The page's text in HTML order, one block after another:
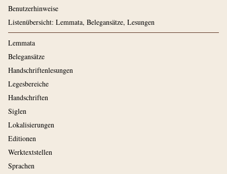
Benutzerhinweise
Listenübersicht: Lemmata, Belegansätze, Lesungen
Lemmata
Belegansätze
Handschriftenlesungen
Legesbereiche
Handschriften
Siglen
Lokalisierungen
Editionen
Werktextstellen
Sprachen